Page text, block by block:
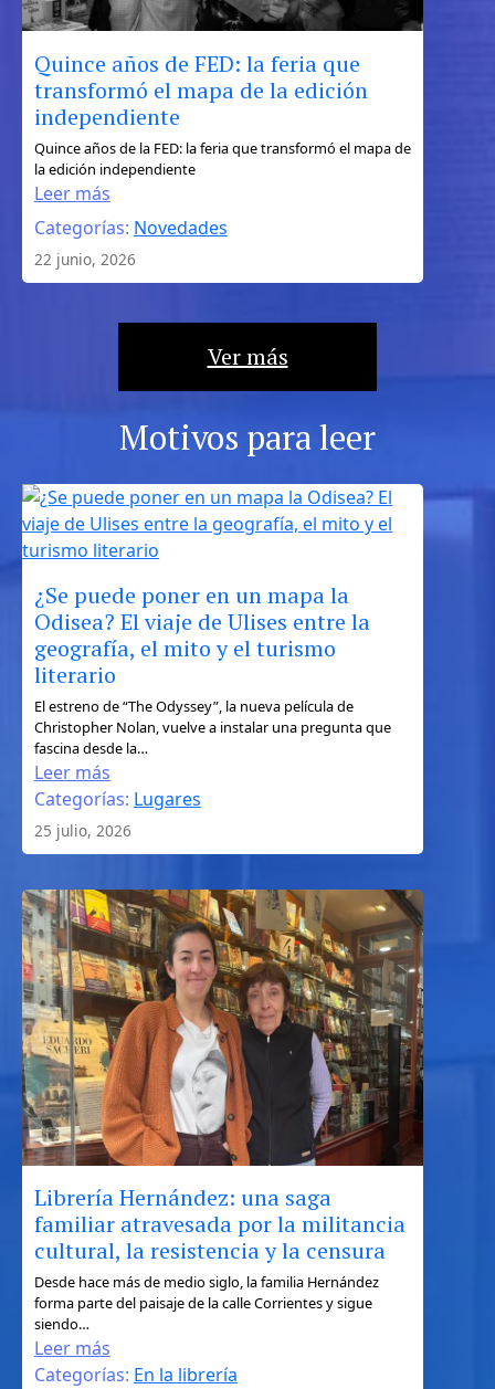
Quince años de FED: la feria que
transformó el mapa de la edición
independiente
Quince años de la FED: la feria que transformó el mapa de
la edición independiente
Leer más
:
Quince
años
de
FED:
la
edición
independiente
Categorías: Novedades
22 junio, 2026
Ver más
Motivos para leer
¿Se puede poner en un mapa la
Odisea? El viaje de Ulises entre la
geografía, el mito y el turismo
literario
El estreno de “The Odyssey”, la nueva película de
Christopher Nolan, vuelve a instalar una pregunta que
fascina desde la…
Leer más
:
¿Se
puede
poner
un
la
Odisea?
El
viaje
de
Ulises
entre
la
geografía,
el
mito
y
el
turismo
literario
Categorías: Lugares
25 julio, 2026
Librería Hernández: una saga
familiar atravesada por la militancia
cultural, la resistencia y la censura
Desde hace más de medio siglo, la familia Hernández
forma parte del paisaje de la calle Corrientes y sigue
siendo…
Leer más
:
Librería
Hernández:
una
Categorías: En la librería